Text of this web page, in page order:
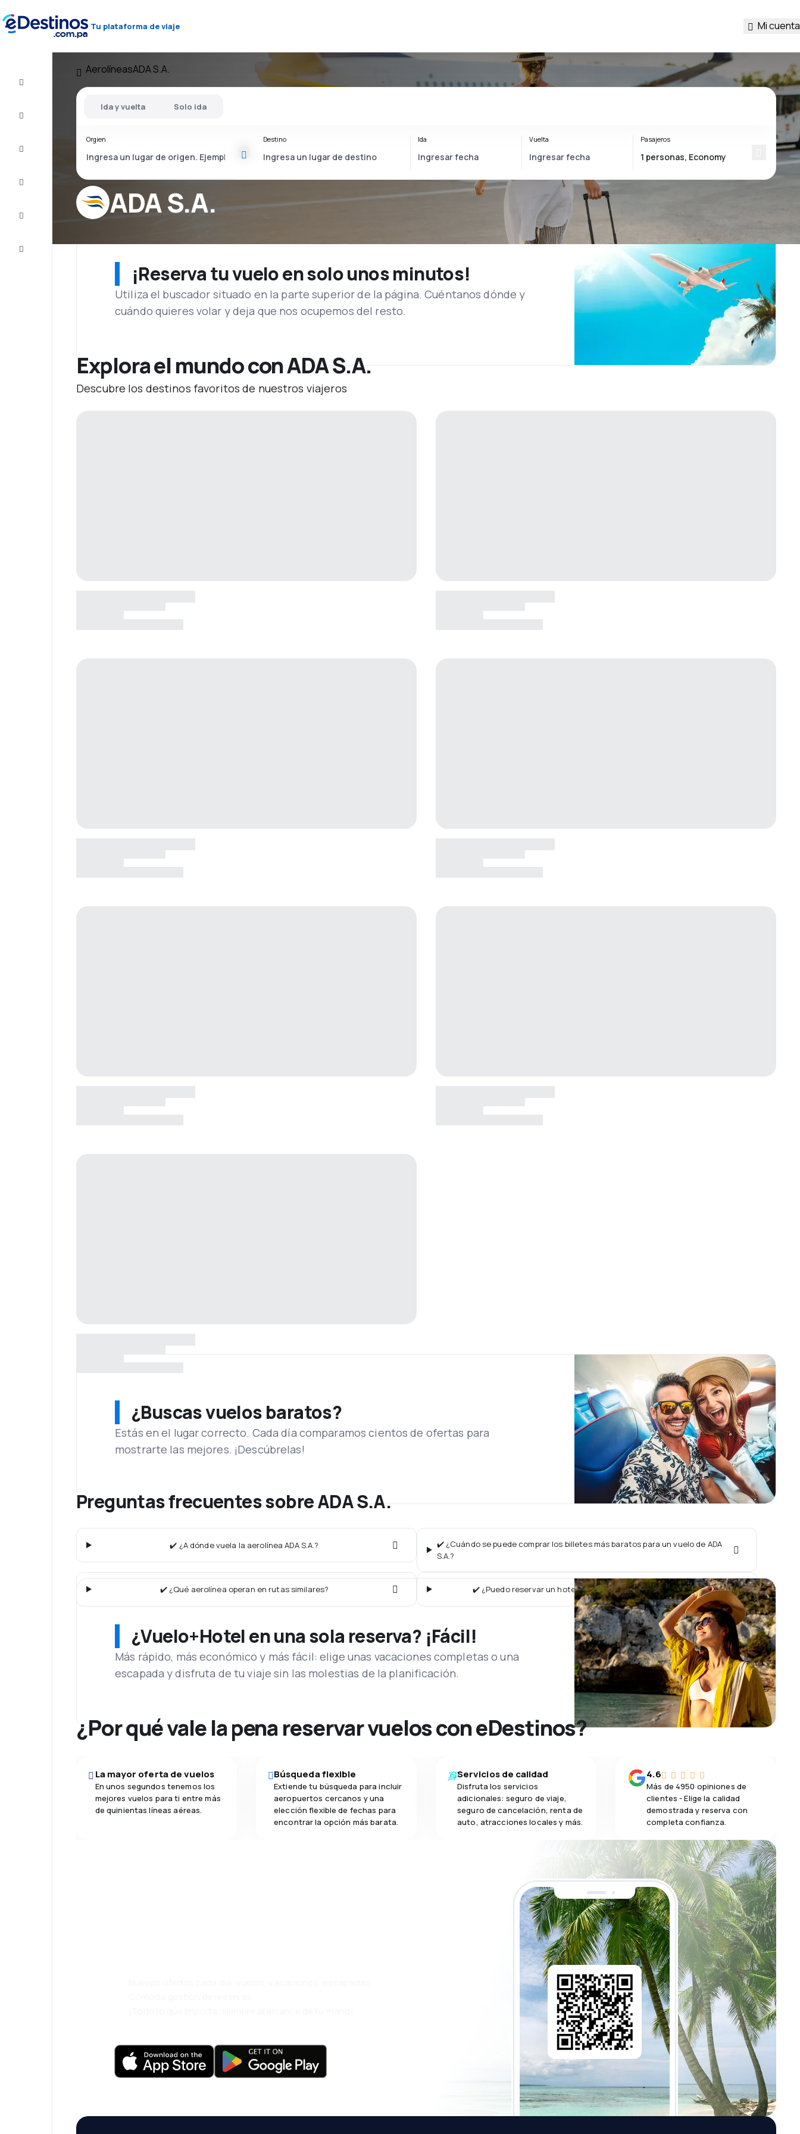
Tu plataforma de viaje Mi cuenta
Atención
AerolíneasADA S.A.
ADA S.A.
Ida y vuelta Solo ida
Orgien Destino Ida Vuelta Pasajeros
¡Reserva tu vuelo en solo unos minutos!
Utiliza el buscador situado en la parte superior de la página. Cuéntanos dónde y
cuándo quieres volar y deja que nos ocupemos del resto.
Explora el mundo con ADA S.A.
Descubre los destinos favoritos de nuestros viajeros
¿Buscas vuelos baratos?
Estás en el lugar correcto. Cada día comparamos cientos de ofertas para
mostrarte las mejores. ¡Descúbrelas!
Preguntas frecuentes sobre ADA S.A.
✔️ ¿A dónde vuela la aerolínea ADA S.A.?
✔️ ¿Cuándo se puede comprar los billetes más baratos para un vuelo de ADA
S.A.?
✔️ ¿Qué aerolínea operan en rutas similares? ✔️ ¿Puedo reservar un hotel junto con un vuelo de ADA S.A.?
¿Vuelo+Hotel en una sola reserva? ¡Fácil!
Más rápido, más económico y más fácil: elige unas vacaciones completas o una
escapada y disfruta de tu viaje sin las molestias de la planificación.
¿Por qué vale la pena reservar vuelos con eDestinos?
La mayor oferta de vuelos
En unos segundos tenemos los
mejores vuelos para ti entre más
de quinientas líneas aéreas.
Búsqueda flexible
Extiende tu búsqueda para incluir
aeropuertos cercanos y una
elección flexible de fechas para
encontrar la opción más barata.
Servicios de calidad
Disfruta los servicios
adicionales: seguro de viaje,
seguro de cancelación, renta de
auto, atracciones locales y más.
4.6
Más de 4950 opiniones de
clientes - Elige la calidad
demostrada y reserva con
completa confianza.